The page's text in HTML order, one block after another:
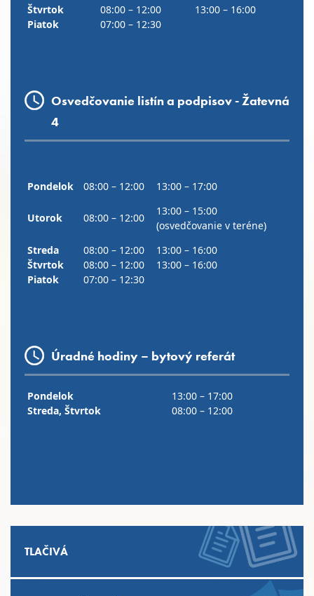
Štvrtok
08:00 – 12:00
13:00 – 16:00
Piatok
07:00 – 12:30
Osvedčovanie listín a podpisov - Žatevná
4
Pondelok 08:00 – 12:00 13:00 – 17:00
Utorok 08:00 – 12:00
13:00 – 15:00
(osvedčovanie v teréne)
Streda
08:00 – 12:00
13:00 – 16:00
Štvrtok
08:00 – 12:00
13:00 – 16:00
Piatok
07:00 – 12:30
Úradné hodiny – bytový referát
Pondelok
13:00 – 17:00
Streda, Štvrtok
08:00 – 12:00
TLAČIVÁ